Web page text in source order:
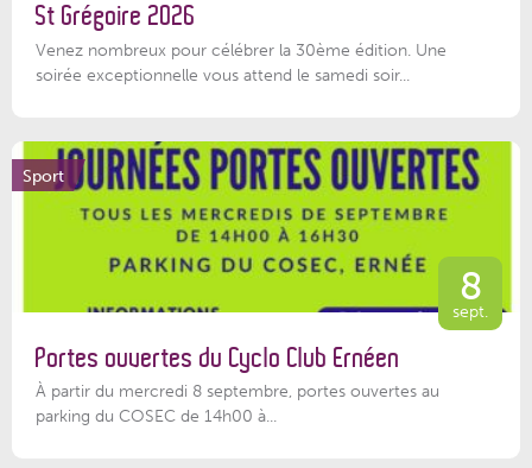
St Grégoire 2026
Venez nombreux pour célébrer la 30ème édition. Une
soirée exceptionnelle vous attend le samedi soir...
Sport
8
sept.
Portes ouvertes du Cyclo Club Ernéen
À partir du mercredi 8 septembre, portes ouvertes au
parking du COSEC de 14h00 à...